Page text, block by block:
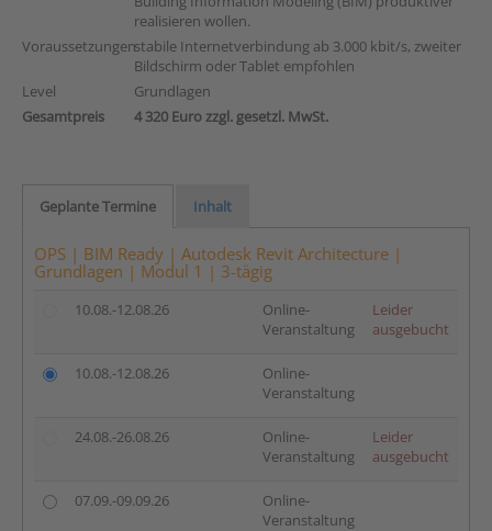
realisieren wollen.
Voraussetzungenstabile Internetverbindung ab 3.000 kbit/s, zweiter
Bildschirm oder Tablet empfohlen
Level
Grundlagen
Gesamtpreis
4 320 Euro zzgl. gesetzl. MwSt.
Geplante Termine Inhalt
OPS | BIM Ready | Autodesk Revit Architecture |
Grundlagen | Modul 1 | 3-tägig
10.08.-12.08.26
Online-
Veranstaltung
Leider
ausgebucht
10.08.-12.08.26
Online-
Veranstaltung
24.08.-26.08.26
Online-
Veranstaltung
Leider
ausgebucht
07.09.-09.09.26
Online-
Veranstaltung